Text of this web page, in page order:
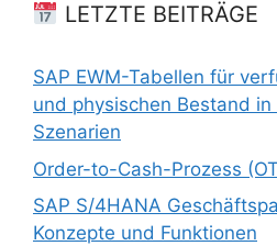
LETZTE BEITRÄGE
SAP EWM-Tabellen für
und physischen Bestand
Szenarien
Order-to-Cash-Prozess
SAP S/4HANA
Konzepte und Funktionen